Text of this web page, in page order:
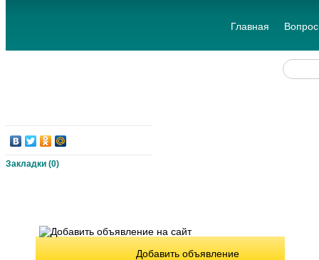
Главная
Закладки (0)
Добавить объявление